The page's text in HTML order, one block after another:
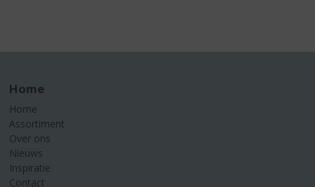
Home
Home
Assortiment
Over ons
Nieuws
Inspiratie
Contact